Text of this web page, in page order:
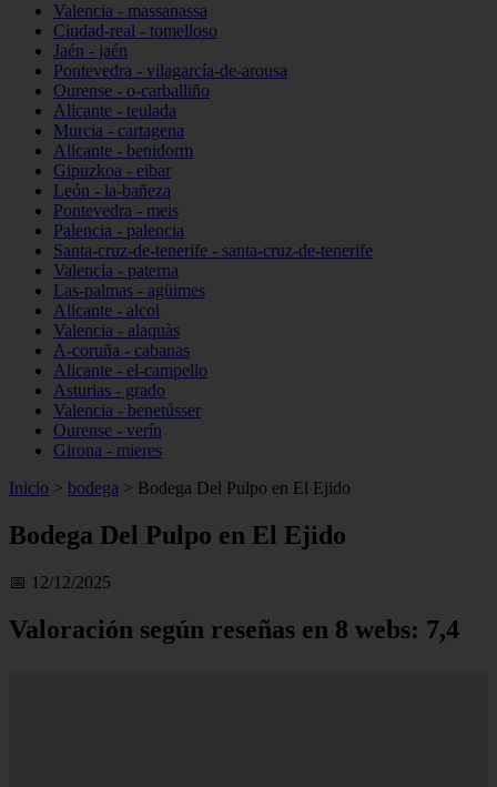
Valencia - massanassa
Ciudad-real - tomelloso
Jaén - jaén
Pontevedra - vilagarcía-de-arousa
Ourense - o-carballiño
Alicante - teulada
Murcia - cartagena
Alicante - benidorm
Gipuzkoa - eibar
León - la-bañeza
Pontevedra - meis
Palencia - palencia
Santa-cruz-de-tenerife - santa-cruz-de-tenerife
Valencia - paterna
Las-palmas - agüimes
Alicante - alcoi
Valencia - alaquàs
A-coruña - cabanas
Alicante - el-campello
Asturias - grado
Valencia - benetússer
Ourense - verín
Girona - mieres
Inicio > bodega > Bodega Del Pulpo en El Ejido
Bodega Del Pulpo en El Ejido
📅 12/12/2025
Valoración según reseñas en 8 webs: 7,4